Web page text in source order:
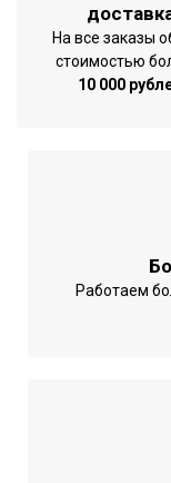
На все заказы
стоимостью
10 000
Работаем